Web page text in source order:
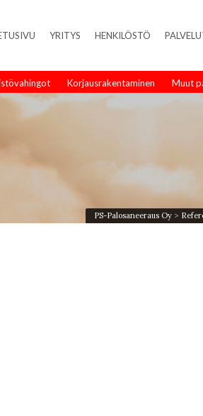
YRITYS HENKILÖSTÖ
Korjausrakentaminen Muut
PS-Palosaneeraus Oy >